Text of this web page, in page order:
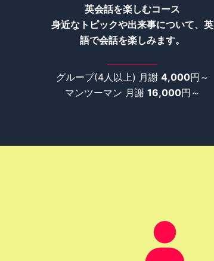
英会話を楽しむコース
身近なトピックや出来事について、英
語で会話を楽しみます。
グループ(4人以上) 月謝 4,000円～
マンツーマン 月謝 16,000円～